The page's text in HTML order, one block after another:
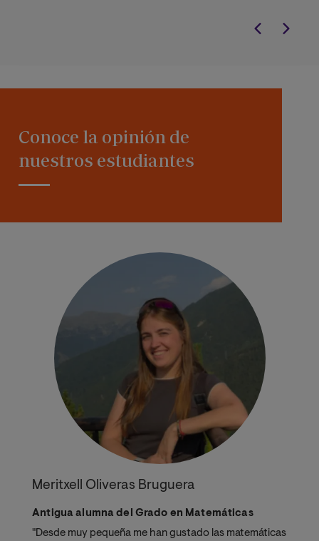
Conoce la opinión de
nuestros estudiantes
Meritxell Oliveras Bruguera
Antigua alumna del Grado en Matemáticas
"Desde muy pequeña me han gustado las matemáticas